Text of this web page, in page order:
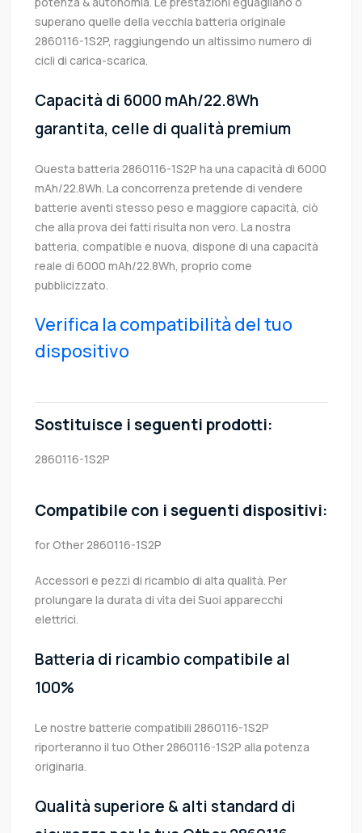
superano quelle della vecchia batteria originale
2860116-1S2P, raggiungendo un altissimo numero di
cicli di carica-scarica.
Capacità di 6000 mAh/22.8Wh
garantita, celle di qualità premium
Questa batteria 2860116-1S2P ha una capacità di 6000
mAh/22.8Wh. La concorrenza pretende di vendere
batterie aventi stesso peso e maggiore capacità, ciò
che alla prova dei fatti risulta non vero. La nostra
batteria, compatible e nuova, dispone di una capacità
reale di 6000 mAh/22.8Wh, proprio come
pubblicizzato.
Verifica la compatibilità del tuo
dispositivo
Sostituisce i seguenti prodotti:
2860116-1S2P
Compatibile con i seguenti dispositivi:
for Other 2860116-1S2P
Accessori e pezzi di ricambio di alta qualità. Per
prolungare la durata di vita dei Suoi apparecchi
elettrici.
Batteria di ricambio compatibile al
100%
Le nostre batterie compatibili 2860116-1S2P
riporteranno il tuo Other 2860116-1S2P alla potenza
originaria.
Qualità superiore & alti standard di